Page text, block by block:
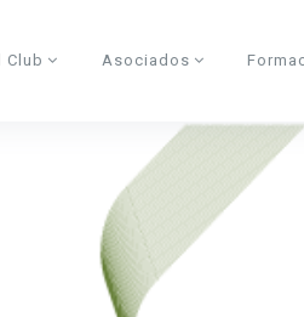
Club Asociados